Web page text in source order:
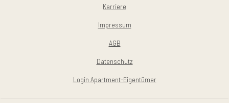
Karriere
Impressum
AGB
Datenschutz
Login Apartment-Eigentümer